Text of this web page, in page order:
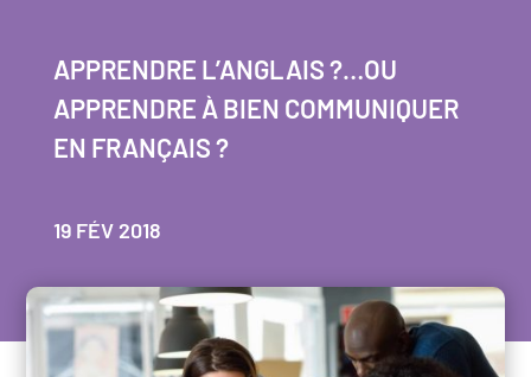
APPRENDRE L’ANGLAIS ?…OU
APPRENDRE À BIEN COMMUNIQUER
EN FRANÇAIS ?
19 FÉV 2018